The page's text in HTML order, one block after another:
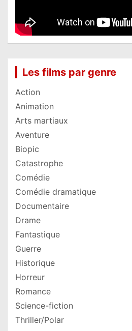
Les films par genre
Action
Animation
Arts martiaux
Aventure
Biopic
Catastrophe
Comédie
Comédie dramatique
Documentaire
Drame
Fantastique
Guerre
Historique
Horreur
Romance
Science-fiction
Thriller/Polar